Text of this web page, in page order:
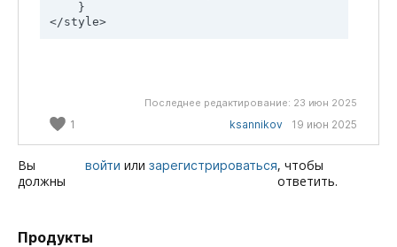
    }
Последнее редактирование: 23 июн 2025
1 ksannikov 19 июн 2025
Вы
должны
войти илизарегистрироваться, чтобы
ответить.
Продукты